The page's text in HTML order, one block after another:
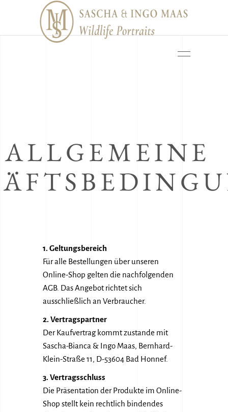
ALLGEMEINE
1. Geltungsbereich
Für alle Bestellungen über unseren
Online-Shop gelten die nachfolgenden
AGB. Das Angebot richtet sich
ausschließlich an Verbraucher.
2. Vertragspartner
Der Kaufvertrag kommt zustande mit
Sascha-Bianca & Ingo Maas, Bernhard-
Klein-Straße 11, D-53604 Bad Honnef.
3. Vertragsschluss
Die Präsentation der Produkte im Online-
Shop stellt kein rechtlich bindendes